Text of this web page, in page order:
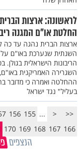
לראשונה: ארצות
החלטת או"ם המגנה
ארצות הברית נהגה עד כה
השנתית שנערכת באו"ם
הריבונות הישראלית
השגרירה האמריקנית באו"ם,
ההחלטה ואמרה כי מדובר
בעליל" נגד ישראל
<<
<
...
155
156
166
167
168
169
170
הנצפים